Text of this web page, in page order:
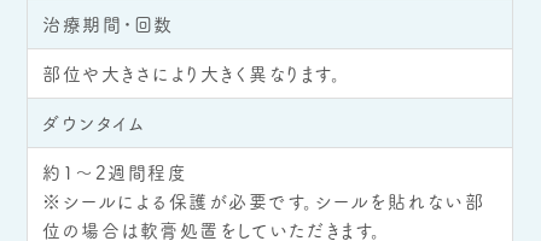
治療期間・回数
部位や大きさにより大きく異なります。
ダウンタイム
約1〜2週間程度
※シールによる保護が必要です。シールを貼れない部
位の場合は軟膏処置をしていただきます。